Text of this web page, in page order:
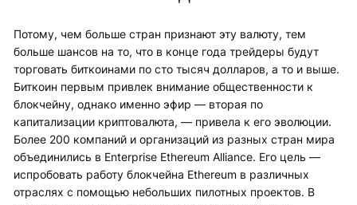
Потому, чем больше стран признают эту валюту, тем
больше шансов на то, что в конце года трейдеры будут
торговать биткоинами по сто тысяч долларов, а то и выше.
Биткоин первым привлек внимание общественности к
блокчейну, однако именно эфир — вторая по
капитализации криптовалюта, — привела к его эволюции.
Более 200 компаний и организаций из разных стран мира
объединились в Enterprise Ethereum Alliance. Его цель —
испробовать работу блокчейна Ethereum в различных
отраслях с помощью небольших пилотных проектов. В